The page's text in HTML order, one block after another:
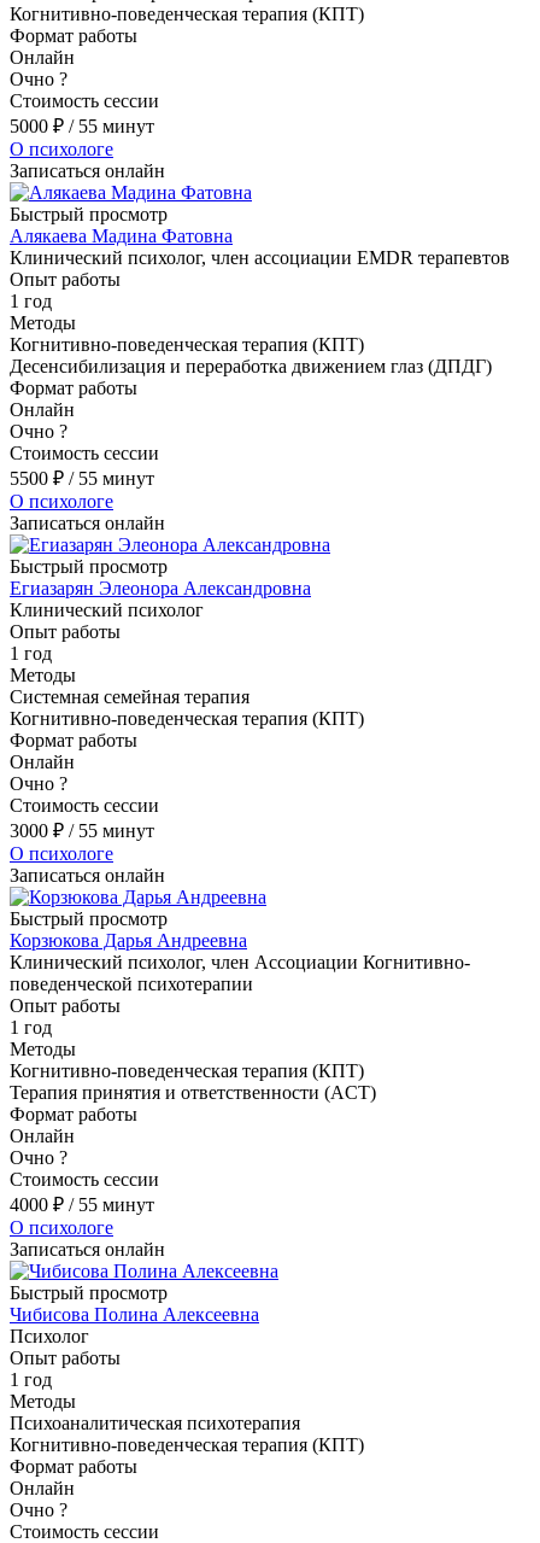
Когнитивно-поведенческая терапия (КПТ)
Формат работы
Онлайн
Очно ?
Стоимость сессии
5000 ₽ / 55 минут
О психологе
Записаться онлайн
Быстрый просмотр
Алякаева Мадина Фатовна
Клинический психолог, член ассоциации EMDR терапевтов
Опыт работы
1 год
Методы
Когнитивно-поведенческая терапия (КПТ)
Десенсибилизация и переработка движением глаз (ДПДГ)
Формат работы
Онлайн
Очно ?
Стоимость сессии
5500 ₽ / 55 минут
О психологе
Записаться онлайн
Быстрый просмотр
Егиазарян Элеонора Александровна
Клинический психолог
Опыт работы
1 год
Методы
Системная семейная терапия
Когнитивно-поведенческая терапия (КПТ)
Формат работы
Онлайн
Очно ?
Стоимость сессии
3000 ₽ / 55 минут
О психологе
Записаться онлайн
Быстрый просмотр
Корзюкова Дарья Андреевна
Клинический психолог, член Ассоциации Когнитивно-
поведенческой психотерапии
Опыт работы
1 год
Методы
Когнитивно-поведенческая терапия (КПТ)
Терапия принятия и ответственности (ACT)
Формат работы
Онлайн
Очно ?
Стоимость сессии
4000 ₽ / 55 минут
О психологе
Записаться онлайн
Быстрый просмотр
Чибисова Полина Алексеевна
Психолог
Опыт работы
1 год
Методы
Психоаналитическая психотерапия
Когнитивно-поведенческая терапия (КПТ)
Формат работы
Онлайн
Очно ?
Стоимость сессии